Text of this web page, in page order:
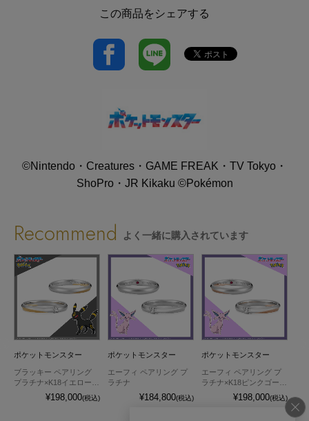
この商品をシェアする
©Nintendo・Creatures・GAME FREAK・TV Tokyo・
ShoPro・JR Kikaku ©Pokémon
Recommend よく一緒に購入されています
ポケットモンスター
ブラッキー ペアリング
プラチナ×K18イエローゴ
¥198,000(税込)
ポケットモンスター
エーフィ ペアリング プ
ラチナ
¥184,800(税込)
ポケットモンスター
エーフィ ペアリング プ
ラチナ×K18ピンクゴール
¥198,000(税込)
売